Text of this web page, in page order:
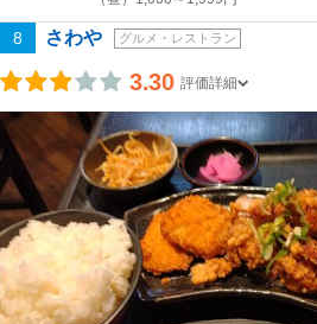
8 さわや グルメ・レストラン
3.30 評価詳細